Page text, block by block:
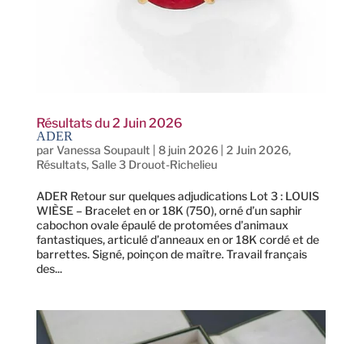
Résultats du 2 Juin 2026
ADER
parVanessa Soupault 8 juin 2026| 2 Juin 2026,
Résultats,Salle 3 Drouot-Richelieu
ADER Retour sur quelques adjudications Lot 3 : LOUIS
WIÈSE – Bracelet en or 18K (750), orné d’un saphir
cabochon ovale épaulé de protomées d’animaux
fantastiques, articulé d’anneaux en or 18K cordé et de
barrettes. Signé, poinçon de maître. Travail français
des...